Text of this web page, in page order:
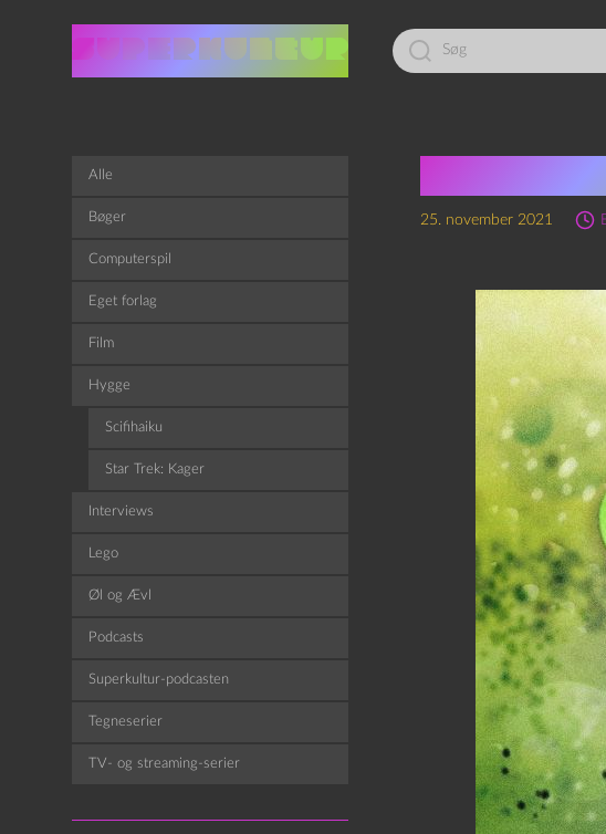
Led
efter:
25. november 2021
Alle
Bøger
Computerspil
Eget forlag
Film
Hygge
Scifihaiku
Star Trek: Kager
Interviews
Lego
Øl og Ævl
Podcasts
Superkultur-podcasten
Tegneserier
TV- og streaming-serier